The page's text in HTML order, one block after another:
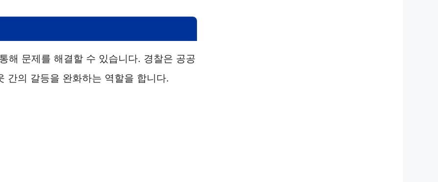
해 문제를 해결할 수 있습니다. 경찰은 공공
간의 갈등을 완화하는 역할을 합니다.